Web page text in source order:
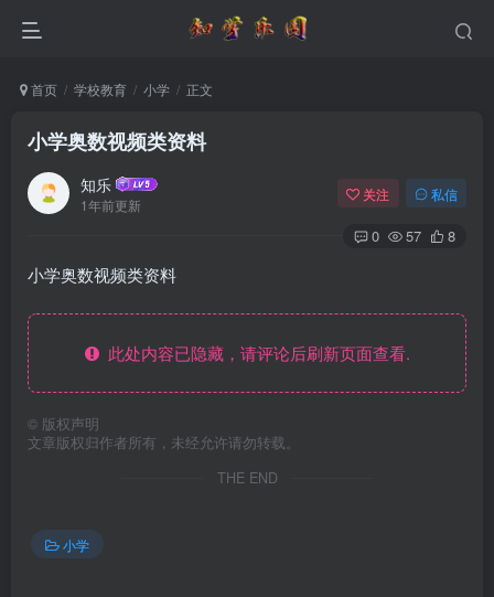
首页 学校教育 小学 正文
小学奥数视频类资料
知乐
1年前更新
关注 私信
0 57 8
小学奥数视频类资料
此处内容已隐藏，请评论后刷新页面查看.
© 版权声明
文章版权归作者所有，未经允许请勿转载。
THE END
小学